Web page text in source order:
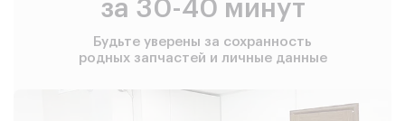
за 30-40 минут
Будьте уверены за сохранность
родных запчастей и личные данные